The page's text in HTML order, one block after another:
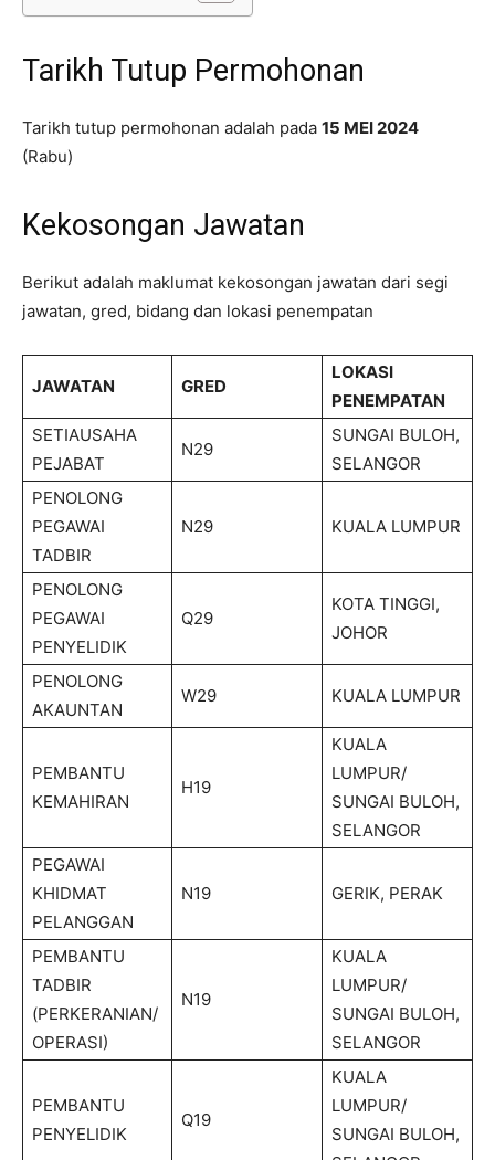
Tarikh Tutup Permohonan
Tarikh tutup permohonan adalah pada 15 MEI 2024
(Rabu)
Kekosongan Jawatan
Berikut adalah maklumat kekosongan jawatan dari segi
jawatan, gred, bidang dan lokasi penempatan
JAWATAN GRED
LOKASI
PENEMPATAN
SETIAUSAHA
PEJABAT
N29
SUNGAI BULOH,
SELANGOR
PENOLONG
PEGAWAI
TADBIR
N29 KUALA LUMPUR
PENOLONG
PEGAWAI
PENYELIDIK
Q29
KOTA TINGGI,
JOHOR
PENOLONG
AKAUNTAN
W29 KUALA LUMPUR
PEMBANTU
KEMAHIRAN
H19
KUALA
LUMPUR/
SUNGAI BULOH,
SELANGOR
PEGAWAI
KHIDMAT
PELANGGAN
N19 GERIK, PERAK
PEMBANTU
TADBIR
(PERKERANIAN/
OPERASI)
N19
KUALA
LUMPUR/
SUNGAI BULOH,
SELANGOR
PEMBANTU
PENYELIDIK
Q19
KUALA
LUMPUR/
SUNGAI BULOH,